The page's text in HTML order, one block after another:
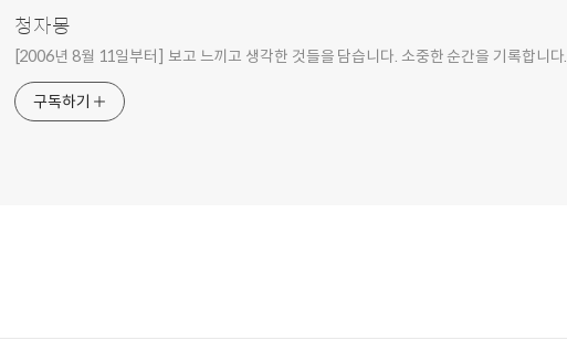
청자몽
[2006년 8월 11일부터] 보고 느끼고 생각한 것들을 담습니다. 소중한 순간을 기록합니다.
구독하기